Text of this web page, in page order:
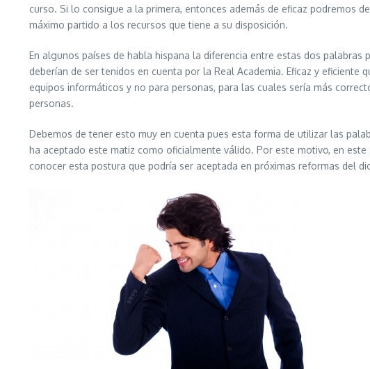
curso. Si lo consigue a la primera, entonces además de eficaz podremos
máximo partido a los recursos que tiene a su disposición.
En algunos países de habla hispana la diferencia entre estas dos
deberían de ser tenidos en cuenta por la Real Academia. Eficaz y
equipos informáticos y no para personas, para las cuales sería más
personas.
Debemos de tener esto muy en cuenta pues esta forma de utilizar las
ha aceptado este matiz como oficialmente válido. Por este motivo, en
conocer esta postura que podría ser aceptada en próximas reformas del